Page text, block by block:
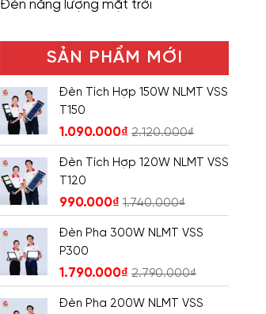
Đèn năng lượng mặt trời
SẢN PHẨM MỚI
Đèn Tích Hợp 150W NLMT VSS
T150
1.090.000₫ 2.120.000₫
Đèn Tích Hợp 120W NLMT VSS
T120
990.000₫ 1.740.000₫
Đèn Pha 300W NLMT VSS
P300
1.790.000₫ 2.790.000₫
Đèn Pha 200W NLMT VSS